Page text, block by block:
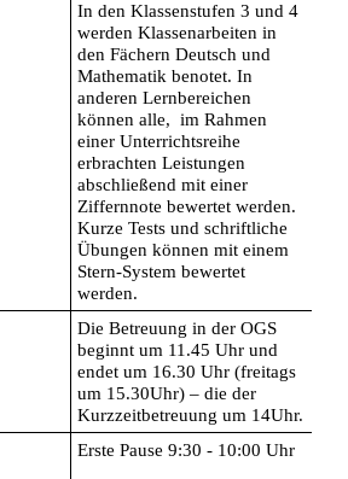
In den Klassenstufen 3 und 4
werden Klassenarbeiten in
den Fächern Deutsch und
Mathematik benotet. In
anderen Lernbereichen
können alle, im Rahmen
einer Unterrichtsreihe
erbrachten Leistungen
abschließend mit einer
Ziffernnote bewertet werden.
Kurze Tests und schriftliche
Übungen können mit einem
Stern-System bewertet
werden.
Die Betreuung in der OGS
beginnt um 11.45 Uhr und
endet um 16.30 Uhr (freitags
um 15.30Uhr) – die der
Kurzzeitbetreuung um 14Uhr.
Erste Pause 9:30 - 10:00 Uhr